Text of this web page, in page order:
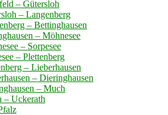
– Gütersloh
– Langenberg
– Bettinghausen
– Möhnesee
– Sorpesee
– Plettenberg
– Lieberhausen
– Dieringhausen
– Much
– Uckerath